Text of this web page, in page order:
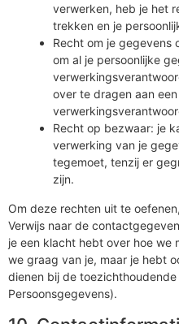
verwerken, heb je het
trekken en je
Recht om je gegevens
om al je persoonlijke
over te dragen aan
Recht op bezwaar: je
verwerking van je
tegemoet, tenzij er
zijn.
Om deze rechten uit te
Verwijs naar de
je een klacht hebt over hoe we
we graag van je, maar je hebt
dienen bij de
Persoonsgegevens).